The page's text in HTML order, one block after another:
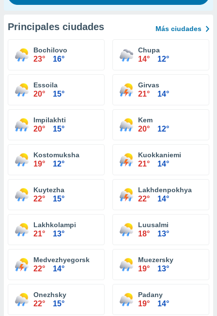
Principales ciudades Más ciudades
Bochilovo
23° 16°
Chupa
14° 12°
Essoila
20° 15°
Girvas
21° 14°
Impilakhti
20° 15°
Kem
20° 12°
Kostomuksha
19° 12°
Kuokkaniemi
21° 14°
Kuytezha
22° 15°
Lakhdenpokhya
22° 14°
Lakhkolampi
21° 13°
Luusalmi
18° 13°
Medvezhyegorsk
22° 14°
Muezersky
19° 13°
Onezhsky
22° 15°
Padany
19° 14°